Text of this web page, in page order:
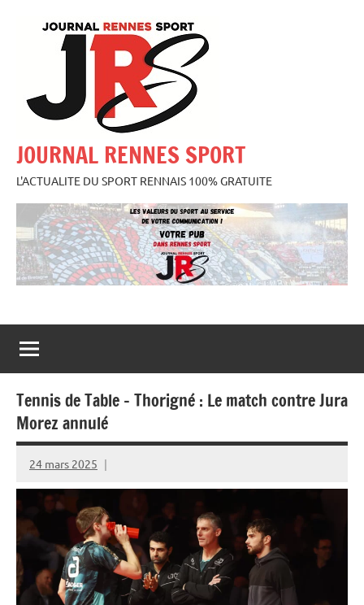
JOURNAL RENNES SPORT
L'ACTUALITE DU SPORT RENNAIS 100% GRATUITE
Tennis de Table – Thorigné : Le match contre Jura
Morez annulé
24 mars 2025
Rédaction
JRS